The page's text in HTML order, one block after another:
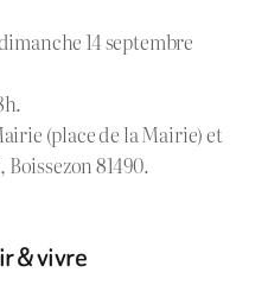
14 septembre
(place de la Mairie) et
81490.
& vivre